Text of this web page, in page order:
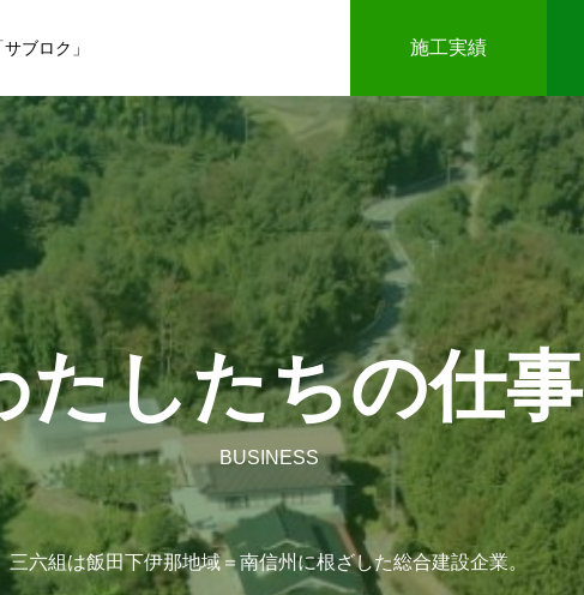
ブロク」 施工実績
たしたちの仕事
BUSINESS
三六組は飯田下伊那地域＝南信州に根ざした総合建設企業。